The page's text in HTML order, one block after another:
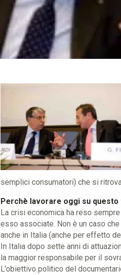
semplici consumatori) che si
Perchè lavorare oggi su questo
La crisi economica ha reso
esso associate. Non è un caso
anche in Italia (anche per effetto
In Italia dopo sette anni di
la maggior responsabile per il
L’obiettivo politico del